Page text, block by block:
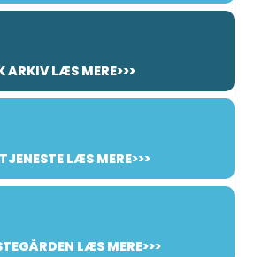
ARKIV LÆS MERE>>>
LÆS MERE>>>
LÆS MERE>>>